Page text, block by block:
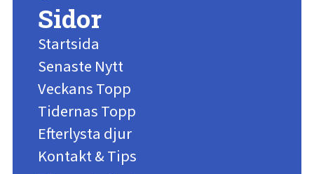
Sidor
Startsida
Senaste Nytt
Veckans Topp
Tidernas Topp
Efterlysta djur
Kontakt & Tips